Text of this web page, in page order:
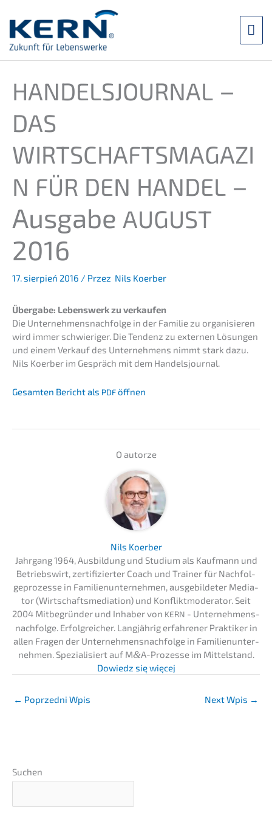
dź
treści
HANDELSJOURNAL –
DAS
WIRTSCHAFTSMAGAZI
N FÜR DEN HANDEL –
Ausga­be AUGUST
2016
17. sierpień 2016 / Przez Nils Koerber
Überga­be: Lebens­werk zu verkaufen
Die Unternehmens­nachfolge in der Familie zu organi­sie­ren
wird immer schwie­ri­ger. Die Tendenz zu exter­nen Lösun­gen
und einem Verkauf des Unter­neh­mens nimmt stark dazu.
Nils Koerber im Gespräch mit dem Handelsjournal.
Gesam­ten Bericht als PDFöffnen
O autor­ze
Nils Koerber
Jahrgang 1964, Ausbil­dung und Studi­um als Kaufmann und
Betriebs­wirt, zerti­fi­zier­ter Coach und Trainer für Nachfol­
ge­pro­zes­se in Famili­en­un­ter­neh­men, ausge­bil­de­ter Media­
tor (Wirtschafts­me­dia­ti­on) und Konflikt­mo­de­ra­tor. Seit
2004 Mitbe­grün­der und Inhaber von KERN - Unternehmens­
nachfolge. Erfolg­rei­cher. Langjäh­rig erfah­re­ner Prakti­ker in
allen Fragen der Unternehmens­nachfolge in Famili­en­un­ter­
neh­men. Spezia­li­siert auf M&A-Prozesse im Mittel­stand.
Dowiedz się więcej
← Poprzedni Wpis Next Wpis →
Suchen